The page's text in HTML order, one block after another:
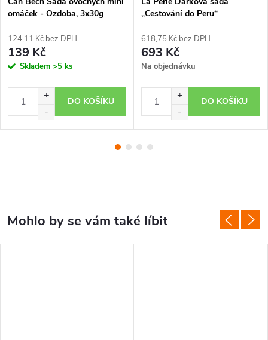
omáček - Ozdoba, 3x30g
124,11 Kč bez DPH
139 Kč
Skladem >5 ks
DO KOŠÍKU
„Cestování do Peru“
618,75 Kč bez DPH
693 Kč
Na objednávku
DO KOŠÍKU